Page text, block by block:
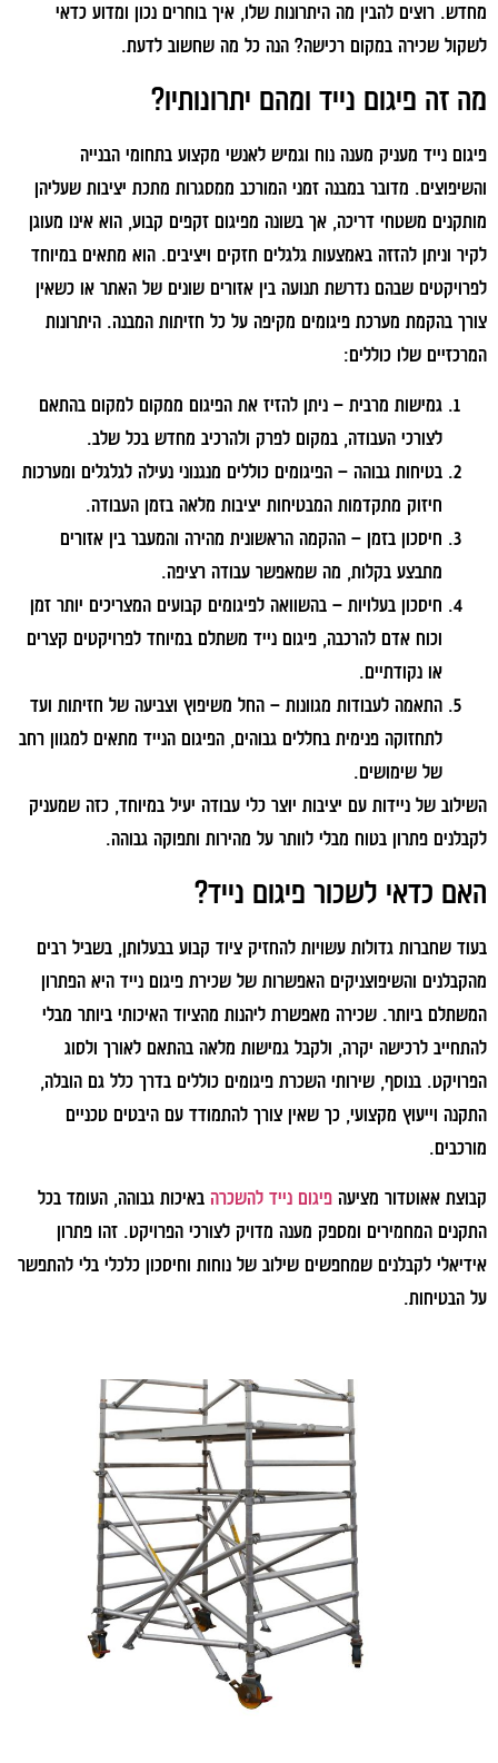
מחדש. רוצים להבין מה היתרונות שלו, איך בוחרים נכון ומדוע כדאי
לשקול שכירה במקום רכישה? הנה כל מה שחשוב לדעת.
מה זה פיגום נייד ומהם יתרונותיו?
פיגום נייד מעניק מענה נוח וגמיש לאנשי מקצוע בתחומי הבנייה
והשיפוצים. מדובר במבנה זמני המורכב ממסגרות מתכת יציבות שעליהן
מותקנים משטחי דריכה, אך בשונה מפיגום זקפים קבוע, הוא אינו מעוגן
לקיר וניתן להזזה באמצעות גלגלים חזקים ויציבים. הוא מתאים במיוחד
לפרויקטים שבהם נדרשת תנועה בין אזורים שונים של האתר או כשאין
צורך בהקמת מערכת פיגומים מקיפה על כל חזיתות המבנה. היתרונות
המרכזיים שלו כוללים:
גמישות מרבית – ניתן להזיז את הפיגום ממקום למקום בהתאם
לצורכי העבודה, במקום לפרק ולהרכיב מחדש בכל שלב.
בטיחות גבוהה – הפיגומים כוללים מנגנוני נעילה לגלגלים ומערכות
חיזוק מתקדמות המבטיחות יציבות מלאה בזמן העבודה.
חיסכון בזמן – ההקמה הראשונית מהירה והמעבר בין אזורים
מתבצע בקלות, מה שמאפשר עבודה רציפה.
חיסכון בעלויות – בהשוואה לפיגומים קבועים המצריכים יותר זמן
וכוח אדם להרכבה, פיגום נייד משתלם במיוחד לפרויקטים קצרים
או נקודתיים.
התאמה לעבודות מגוונות – החל משיפוץ וצביעה של חזיתות ועד
לתחזוקה פנימית בחללים גבוהים, הפיגום הנייד מתאים למגוון רחב
של שימושים.
השילוב של ניידות עם יציבות יוצר כלי עבודה יעיל במיוחד, כזה שמעניק
לקבלנים פתרון בטוח מבלי לוותר על מהירות ותפוקה גבוהה.
האם כדאי לשכור פיגום נייד?
בעוד שחברות גדולות עשויות להחזיק ציוד קבוע בבעלותן, בשביל רבים
מהקבלנים והשיפוצניקים האפשרות של שכירת פיגום נייד היא הפתרון
המשתלם ביותר. שכירה מאפשרת ליהנות מהציוד האיכותי ביותר מבלי
להתחייב לרכישה יקרה, ולקבל גמישות מלאה בהתאם לאורך ולסוג
הפרויקט. בנוסף, שירותי השכרת פיגומים כוללים בדרך כלל גם הובלה,
התקנה וייעוץ מקצועי, כך שאין צורך להתמודד עם היבטים טכניים
מורכבים.
קבוצת אאוטדור מציעה פיגום נייד להשכרה באיכות גבוהה, העומד בכל
התקנים המחמירים ומספק מענה מדויק לצורכי הפרויקט. זהו פתרון
אידיאלי לקבלנים שמחפשים שילוב של נוחות וחיסכון כלכלי בלי להתפשר
על הבטיחות.